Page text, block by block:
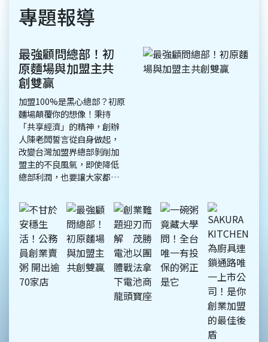
專題報導
最強顧問總部！初
原麵場與加盟主共
創雙贏
加盟100%是黑心總部？初原
麵場顛覆你的想像！秉持
「共享經濟」的精神，創辦
人陳老闆誓言從自身做起，
改變台灣加盟界總部剝削加
盟主的不良風氣，即使降低
總部利潤，也要讓大家都有
初原麵場總部更像是「顧
問」，提供專業輔導及資
源，與加盟主共創雙贏局
面。與坊間其他總部相比，
初原麵場將部分資源分享出
去，不限制加盟主一定要向
總部進貨，更不綁定裝潢，
加盟主可自行尋覓適合廠
商，只要完成後通過總部認